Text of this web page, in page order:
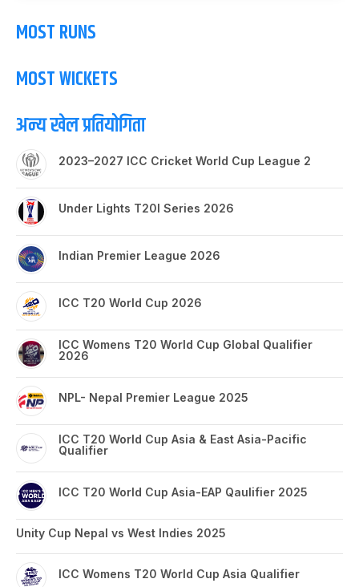
MOST RUNS
MOST WICKETS
अन्य खेल प्रतियोगिता
2023–2027 ICC Cricket World Cup League 2
Under Lights T20I Series 2026
Indian Premier League 2026
ICC T20 World Cup 2026
ICC Womens T20 World Cup Global Qualifier
2026
NPL- Nepal Premier League 2025
ICC T20 World Cup Asia & East Asia-Pacific
Qualifier
ICC T20 World Cup Asia-EAP Qaulifier 2025
Unity Cup Nepal vs West Indies 2025
ICC Womens T20 World Cup Asia Qualifier